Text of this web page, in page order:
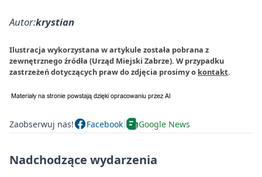
Autor:krystian
Ilustracja wykorzystana w artykule została pobrana z
zewnętrznego źródła (Urząd Miejski Zabrze). W przypadku
zastrzeżeń dotyczących praw do zdjęcia prosimy o kontakt.
Zaobserwuj nas! Facebook Google News
Nadchodzące wydarzenia